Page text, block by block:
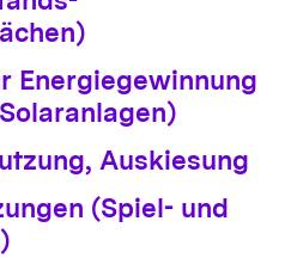
Energiegewinnung
Auskiesung
(Spiel- und